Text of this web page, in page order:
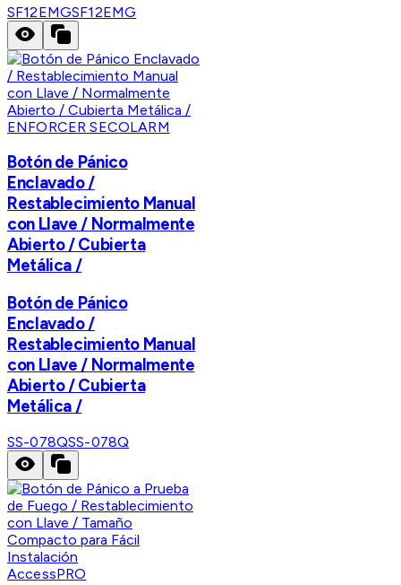
SF12EMGSF12EMG
ENFORCER SECOLARM
Botón de Pánico
Enclavado /
Restablecimiento Manual
con Llave / Normalmente
Abierto / Cubierta
Metálica /
Botón de Pánico
Enclavado /
Restablecimiento Manual
con Llave / Normalmente
Abierto / Cubierta
Metálica /
SS-078QSS-078Q
AccessPRO